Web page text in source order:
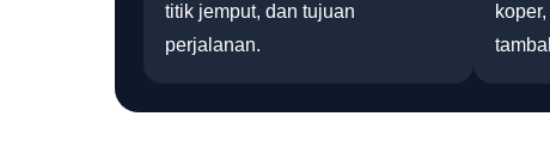
titik jemput, dan tujuan
perjalanan.